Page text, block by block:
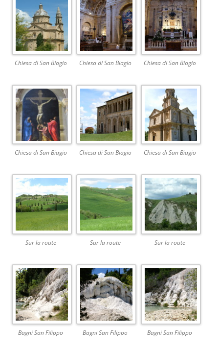
Chiesa di San Biagio Chiesa di San Biagio Chiesa di San Biagio
Chiesa di San Biagio Chiesa di San Biagio Chiesa di San Biagio
Sur la route Sur la route Sur la route
Bagni San Filippo Bagni San Filippo Bagni San Filippo